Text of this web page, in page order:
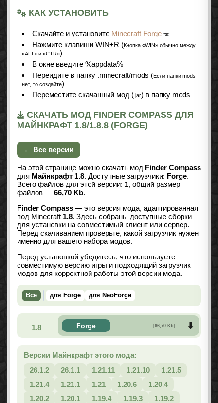
КАК УСТАНОВИТЬ
Cкачайте и установите Minecraft Forge
Нажмите клавиши WIN+R (Кнопка «WIN» обычно между
«ALT» и «CTR»)
В окне введите %appdata%
Перейдите в папку .minecraft/mods (Если папки mods
нет, то создайте)
Переместите скачанный мод ( .jar) в папку mods
СКАЧАТЬ МОД FINDER COMPASS ДЛЯ
МАЙНКРАФТ 1.8/1.8.8 (FORGE)
← Все версии
На этой странице можно скачать мод Finder Compass
для Майнкрафт 1.8. Доступные загрузчики: Forge.
Всего файлов для этой версии: 1, общий размер
файлов — 66,70 Kb.
Finder Compass — это версия мода, адаптированная
под Minecraft 1.8. Здесь собраны доступные сборки
для установки на совместимый клиент или сервер.
Перед скачиванием проверьте, какой загрузчик нужен
именно для вашего набора модов.
Перед установкой убедитесь, что используете
совместимую версию игры и подходящий загрузчик
модов для корректной работы этой версии мода.
Все для Forge для NeoForge
1.8 Forge [66,70 Kb]
Версии Майнкрафт этого мода:
26.1.2
26.1.1 1.21.11 1.21.10
1.21.5
1.21.4
1.21.1 1.21 1.20.6
1.20.4
1.20.2
1.20.1 1.19.4 1.19.3
1.19.2